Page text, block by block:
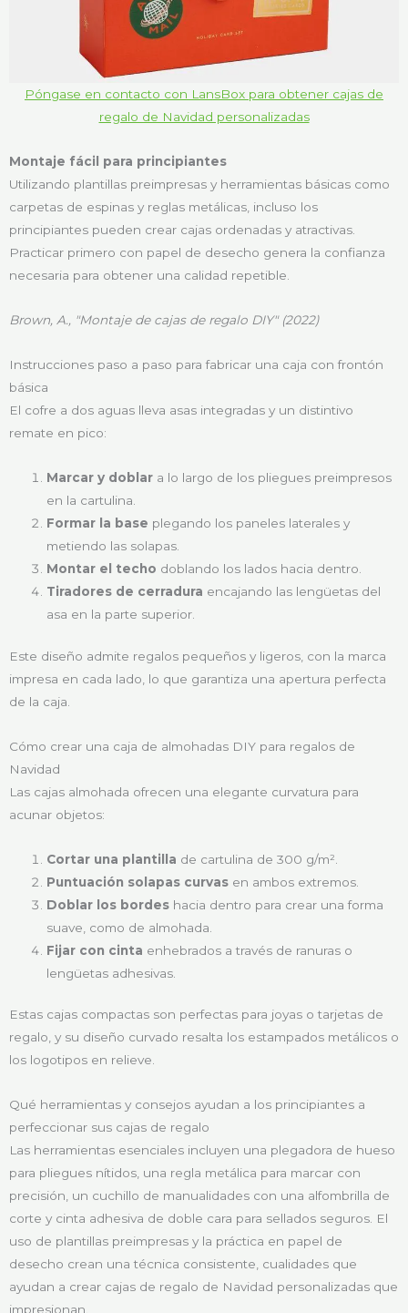
Póngase en contacto con LansBox para obtener cajas de
regalo de Navidad personalizadas
Montaje fácil para principiantes
Utilizando plantillas preimpresas y herramientas básicas como
carpetas de espinas y reglas metálicas, incluso los
principiantes pueden crear cajas ordenadas y atractivas.
Practicar primero con papel de desecho genera la confianza
necesaria para obtener una calidad repetible.
Brown, A., "Montaje de cajas de regalo DIY" (2022)
Instrucciones paso a paso para fabricar una caja con frontón
básica
El cofre a dos aguas lleva asas integradas y un distintivo
remate en pico:
Marcar y doblar a lo largo de los pliegues preimpresos
en la cartulina.
Formar la base plegando los paneles laterales y
metiendo las solapas.
Montar el techo doblando los lados hacia dentro.
Tiradores de cerradura encajando las lengüetas del
asa en la parte superior.
Este diseño admite regalos pequeños y ligeros, con la marca
impresa en cada lado, lo que garantiza una apertura perfecta
de la caja.
Cómo crear una caja de almohadas DIY para regalos de
Navidad
Las cajas almohada ofrecen una elegante curvatura para
acunar objetos:
Cortar una plantilla de cartulina de 300 g/m².
Puntuación solapas curvas en ambos extremos.
Doblar los bordes hacia dentro para crear una forma
suave, como de almohada.
Fijar con cinta enhebrados a través de ranuras o
lengüetas adhesivas.
Estas cajas compactas son perfectas para joyas o tarjetas de
regalo, y su diseño curvado resalta los estampados metálicos o
los logotipos en relieve.
Qué herramientas y consejos ayudan a los principiantes a
perfeccionar sus cajas de regalo
Las herramientas esenciales incluyen una plegadora de hueso
para pliegues nítidos, una regla metálica para marcar con
precisión, un cuchillo de manualidades con una alfombrilla de
corte y cinta adhesiva de doble cara para sellados seguros. El
uso de plantillas preimpresas y la práctica en papel de
desecho crean una técnica consistente, cualidades que
ayudan a crear cajas de regalo de Navidad personalizadas que
impresionan.